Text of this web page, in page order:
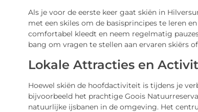
Als je voor de eerste keer gaat skiën in
met een skiles om de basisprincipes te leren
comfortabel kleedt en neem regelmatig
bang om vragen te stellen aan ervaren skiërs
Lokale Attracties en
Hoewel skiën de hoofdactiviteit is tijdens je
bijvoorbeeld het prachtige Goois
natuurlijke ijsbanen in de omgeving. Het